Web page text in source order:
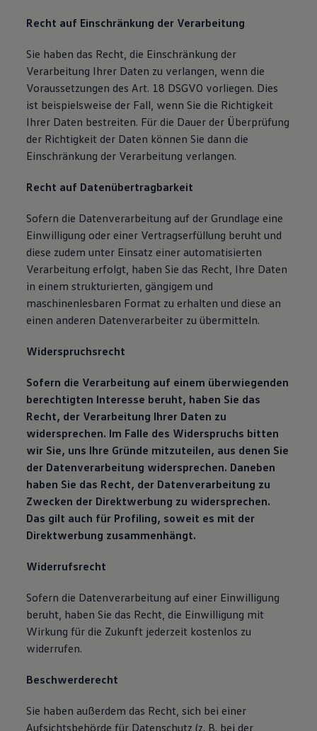
Recht auf Einschränkung der Verarbeitung
Sie haben das Recht, die Einschränkung der
Verarbeitung Ihrer Daten zu verlangen, wenn die
Voraussetzungen des Art. 18 DSGVO vorliegen. Dies
ist beispielsweise der Fall, wenn Sie die Richtigkeit
Ihrer Daten bestreiten. Für die Dauer der Überprüfung
der Richtigkeit der Daten können Sie dann die
Einschränkung der Verarbeitung verlangen.
Recht auf Datenübertragbarkeit
Sofern die Datenverarbeitung auf der Grundlage eine
Einwilligung oder einer Vertragserfüllung beruht und
diese zudem unter Einsatz einer automatisierten
Verarbeitung erfolgt, haben Sie das Recht, Ihre Daten
in einem strukturierten, gängigem und
maschinenlesbaren Format zu erhalten und diese an
einen anderen Datenverarbeiter zu übermitteln.
Widerspruchsrecht
Sofern die Verarbeitung auf einem überwiegenden
berechtigten Interesse beruht, haben Sie das
Recht, der Verarbeitung Ihrer Daten zu
widersprechen. Im Falle des Widerspruchs bitten
wir Sie, uns Ihre Gründe mitzuteilen, aus denen Sie
der Datenverarbeitung widersprechen. Daneben
haben Sie das Recht, der Datenverarbeitung zu
Zwecken der Direktwerbung zu widersprechen.
Das gilt auch für Profiling, soweit es mit der
Direktwerbung zusammenhängt.
Widerrufsrecht
Sofern die Datenverarbeitung auf einer Einwilligung
beruht, haben Sie das Recht, die Einwilligung mit
Wirkung für die Zukunft jederzeit kostenlos zu
widerrufen.
Beschwerderecht
Sie haben außerdem das Recht, sich bei einer
Aufsichtsbehörde für Datenschutz (z. B. bei der